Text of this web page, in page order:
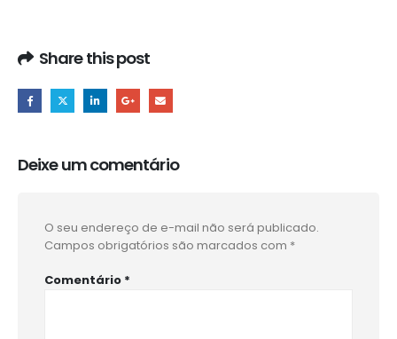
Share this post
Deixe um comentário
O seu endereço de e-mail não será publicado.
Campos obrigatórios são marcados com *
Comentário *